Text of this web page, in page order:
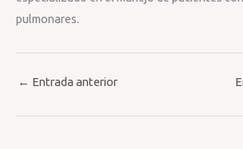
pulmonares.
← Entrada anterior